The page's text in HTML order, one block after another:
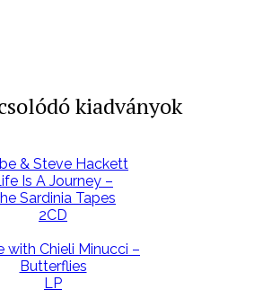
kiadványok
& Steve Hackett
Is A Journey –
Sardinia Tapes
2CD
with Chieli Minucci –
Butterflies
LP